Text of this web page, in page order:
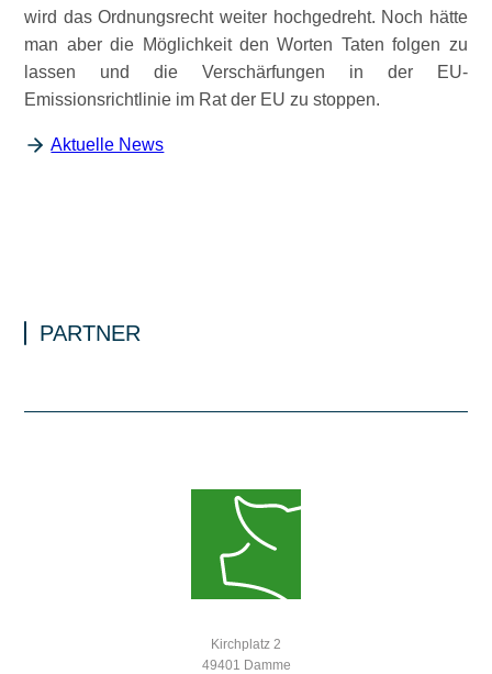
wird das Ordnungsrecht weiter hochgedreht. Noch hätte
man aber die Möglichkeit den Worten Taten folgen zu
lassen und die Verschärfungen in der EU-
Emissionsrichtlinie im Rat der EU zu stoppen.
Aktuelle News
PARTNER
Kirchplatz 2
49401 Damme